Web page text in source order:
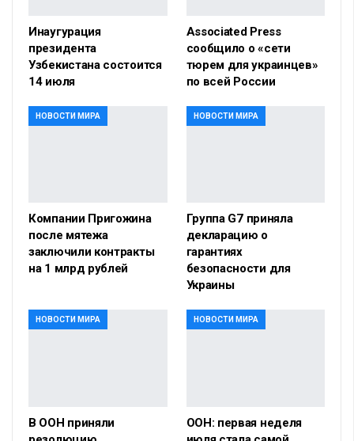
Инаугурация
президента
Узбекистана состоится
14 июля
Associated Press
сообщило о «сети
тюрем для украинцев»
по всей России
НОВОСТИ МИРА
Компании Пригожина
после мятежа
заключили контракты
на 1 млрд рублей
НОВОСТИ МИРА
Группа G7 приняла
декларацию о
гарантиях
безопасности для
Украины
НОВОСТИ МИРА
В ООН приняли
НОВОСТИ МИРА
ООН: первая неделя